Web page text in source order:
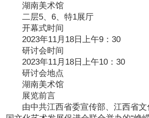
湖南美术馆
二层5、6、特1展厅
开幕式时间
2023年11月18日上午9：30
研讨会时间
2023年11月18日上午10：30
研讨会地点
湖南美术馆
展览前言
由中共江西省委宣传部、江西省